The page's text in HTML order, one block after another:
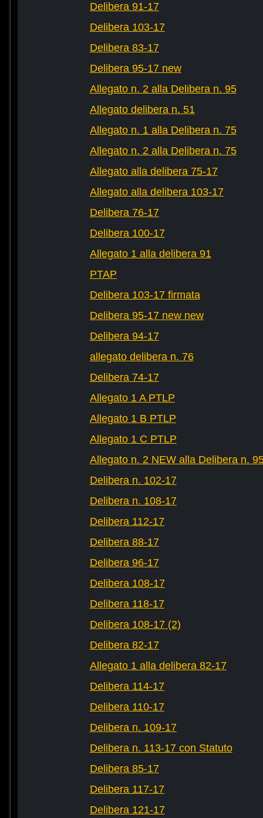
Delibera 91-17
Delibera 103-17
Delibera 83-17
Delibera 95-17 new
Allegato n. 2 alla Delibera n. 95
Allegato delibera n. 51
Allegato n. 1 alla Delibera n. 75
Allegato n. 2 alla Delibera n. 75
Allegato alla delibera 75-17
Allegato alla delibera 103-17
Delibera 76-17
Delibera 100-17
Allegato 1 alla delibera 91
PTAP
Delibera 103-17 firmata
Delibera 95-17 new new
Delibera 94-17
allegato delibera n. 76
Delibera 74-17
Allegato 1 A PTLP
Allegato 1 B PTLP
Allegato 1 C PTLP
Allegato n. 2 NEW alla Delibera n.
Delibera n. 102-17
Delibera n. 108-17
Delibera 112-17
Delibera 88-17
Delibera 96-17
Delibera 108-17
Delibera 118-17
Delibera 108-17 (2)
Delibera 82-17
Allegato 1 alla delibera 82-17
Delibera 114-17
Delibera 110-17
Delibera n. 109-17
Delibera n. 113-17 con Statuto
Delibera 85-17
Delibera 117-17
Delibera 121-17